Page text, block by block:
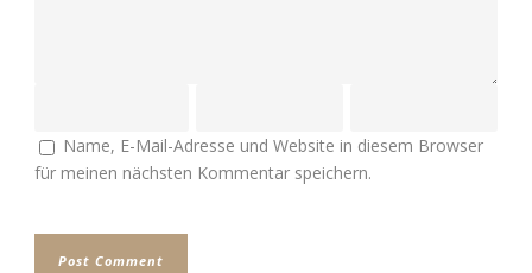
Name, E-Mail-Adresse und Website in diesem Browser
für meinen nächsten Kommentar speichern.